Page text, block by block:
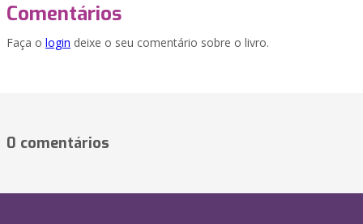
Comentários
Faça o login deixe o seu comentário sobre o livro.
0 comentários